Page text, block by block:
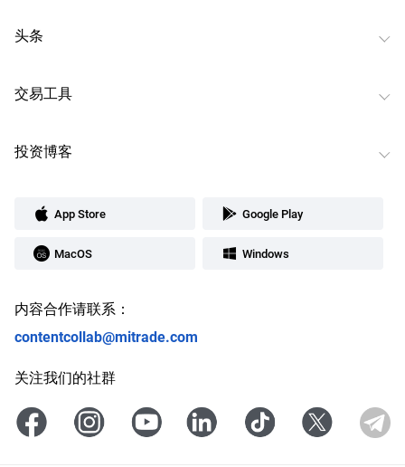
头条
交易工具
投资博客
App Store Google Play
MacOS Windows
内容合作请联系：
contentcollab@mitrade.com
关注我们的社群